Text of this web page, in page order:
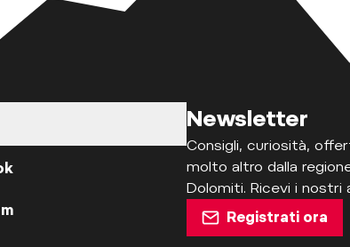
Newsletter
Consigli, curiosità,
molto altro dalla
Dolomiti. Ricevi i nostri
Registrati ora